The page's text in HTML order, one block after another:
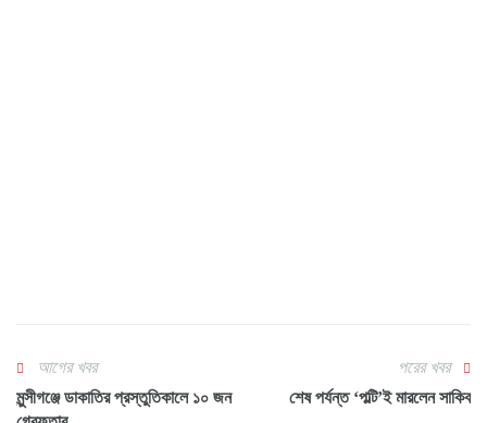
আগের খবর
মুন্সীগঞ্জে ডাকাতির প্রস্তুতিকালে ১০ জন
পরের খবর
শেষ পর্যন্ত ‘পল্টি’ই মারলেন সাকিব